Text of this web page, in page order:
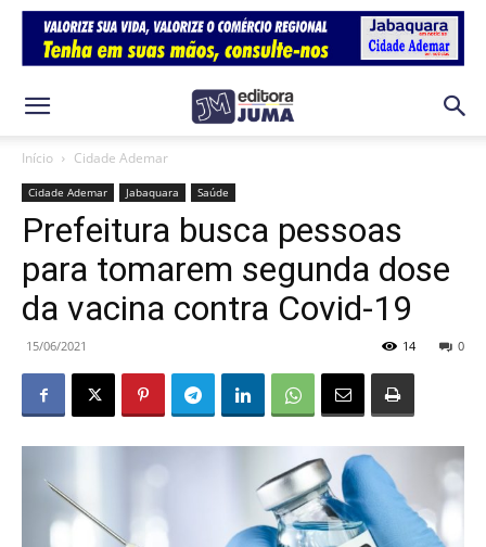
Início Cidade Ademar
Cidade Ademar Jabaquara Saúde
Prefeitura busca pessoas
para tomarem segunda dose
da vacina contra Covid-19
15/06/2021 0
14